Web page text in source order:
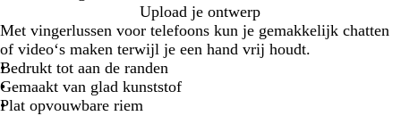
i
t
Upload je ontwerp
Met vingerlussen voor telefoons kun je gemakkelijk chatten
of video‘s maken terwijl je een hand vrij houdt.
Bedrukt tot aan de randen
Gemaakt van glad kunststof
Plat opvouwbare riem